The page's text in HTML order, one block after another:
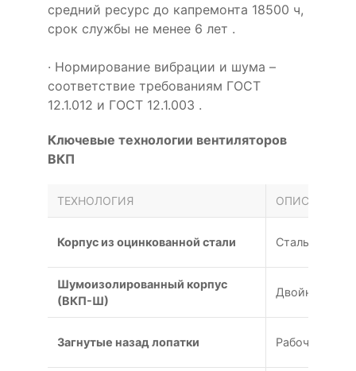
средний ресурс до капремонта 18500 ч,
срок службы не менее 6 лет .
· Нормирование вибрации и шума –
соответствие требованиям ГОСТ
12.1.012 и ГОСТ 12.1.003 .
Ключевые технологии вентиляторов
ВКП
ТЕХНОЛОГИЯ ОПИСАНИЕ
Корпус из оцинкованной стали Стальной
Шумоизолированный корпус
(ВКП-Ш)
Двойной
Загнутые назад лопатки Рабочее